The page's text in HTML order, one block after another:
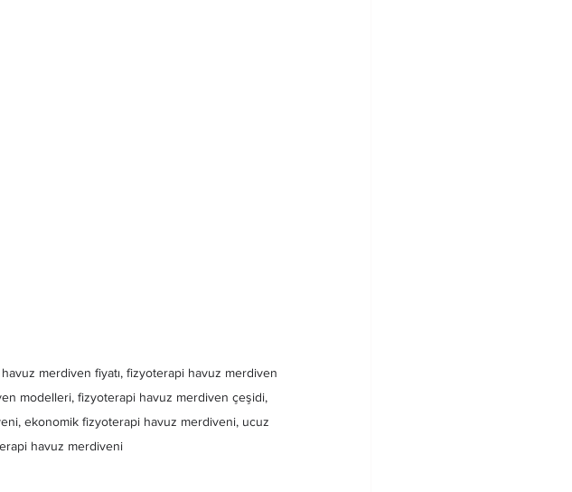
merdiven fiyatı, fizyoterapi havuz merdiven
modelleri, fizyoterapi havuz merdiven çeşidi,
ekonomik fizyoterapi havuz merdiveni, ucuz
havuz merdiveni